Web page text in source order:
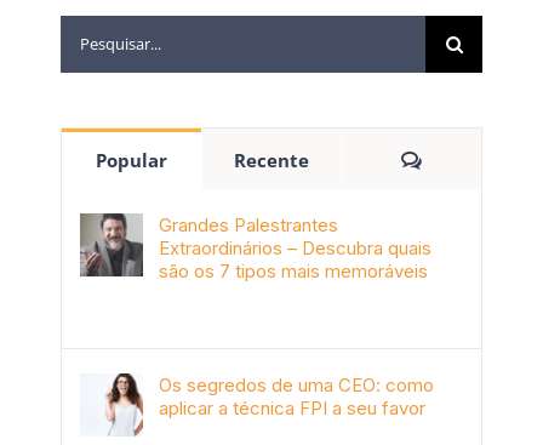
Popular Recente
Grandes Palestrantes
Extraordinários – Descubra quais
são os 7 tipos mais memoráveis
Os segredos de uma CEO: como
aplicar a técnica FPI a seu favor